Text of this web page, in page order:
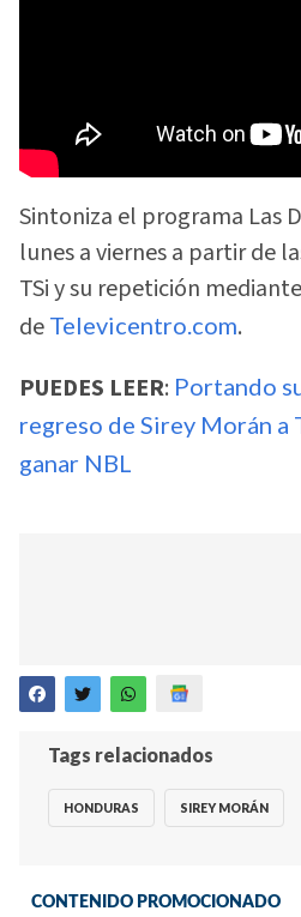
Sintoniza el programa Las
lunes a viernes a partir de
TSi y su repetición
de Televicentro.com.
PUEDES LEER: Portando
regreso de Sirey Morán a
ganar NBL
Tags relacionados
HONDURAS SIREY MORÁN